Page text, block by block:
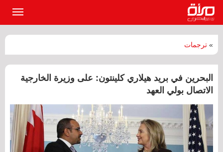
» ترجمات
البحرين في بريد هيلاري كلينتون: على وزيرة الخارجية
الاتصال بولي العهد